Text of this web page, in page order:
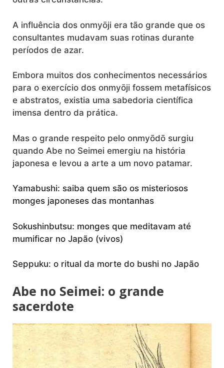
A influência dos onmyōji era tão grande que os
consultantes mudavam suas rotinas durante
períodos de azar.
Embora muitos dos conhecimentos necessários
para o exercício dos onmyōji fossem metafísicos
e abstratos, existia uma sabedoria científica
imensa dentro da prática.
Mas o grande respeito pelo onmyōdō surgiu
quando Abe no Seimei emergiu na história
japonesa e levou a arte a um novo patamar.
Yamabushi: saiba quem são os misteriosos
monges japoneses das montanhas
Sokushinbutsu: monges que meditavam até
mumificar no Japão (vivos)
Seppuku: o ritual da morte do bushi no Japão
Abe no Seimei: o grande
sacerdote